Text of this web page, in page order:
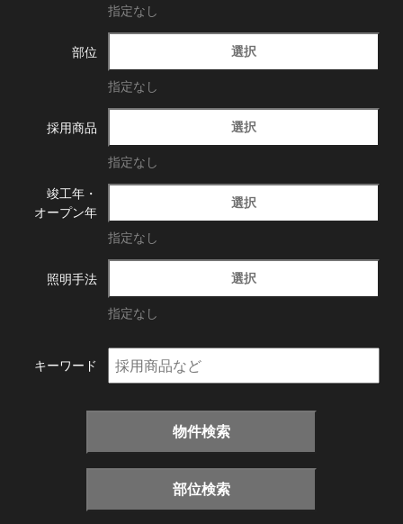
指定なし
部位 選択
指定なし
採用商品 選択
指定なし
竣工年・
オープン年
選択
指定なし
照明手法 選択
指定なし
キーワード
物件検索
部位検索